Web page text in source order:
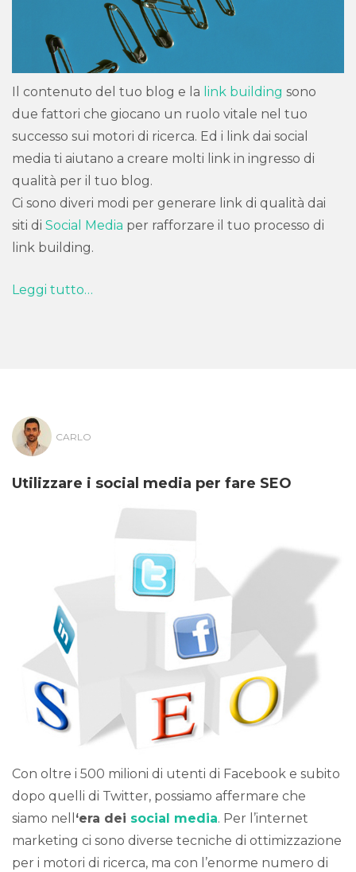
Il contenuto del tuo blog e la link building sono
due fattori che giocano un ruolo vitale nel tuo
successo sui motori di ricerca. Ed i link dai social
media ti aiutano a creare molti link in ingresso di
qualità per il tuo blog.
Ci sono diveri modi per generare link di qualità dai
siti di Social Media per rafforzare il tuo processo di
link building.
Leggi tutto…
CARLO
Utilizzare i social media per fare SEO
Con oltre i 500 milioni di utenti di Facebook e subito
dopo quelli di Twitter, possiamo affermare che
siamo nell ‘era dei social media. Per l’internet
marketing ci sono diverse tecniche di ottimizzazione
per i motori di ricerca, ma con l’enorme numero di